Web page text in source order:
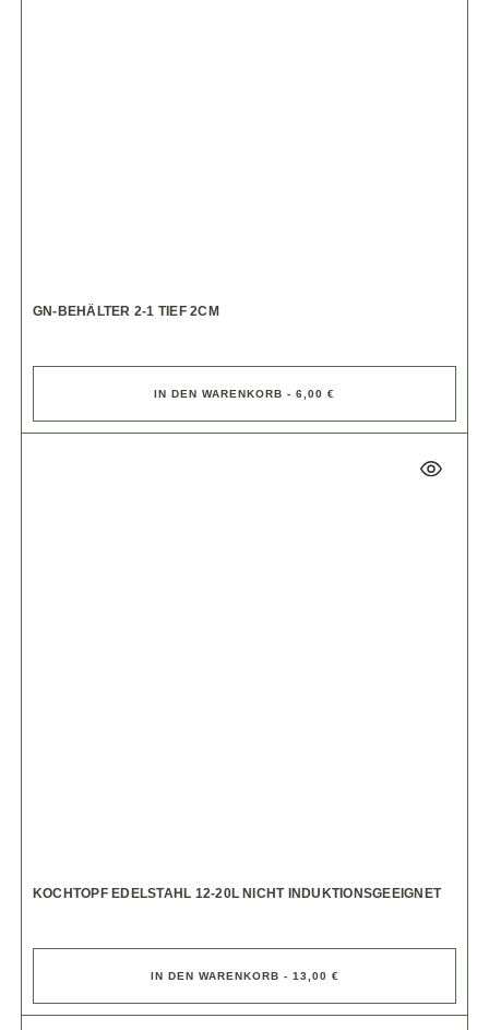
GN-BEHÄLTER 2-1 TIEF 2CM
IN DEN WARENKORB - 6,00 €
KOCHTOPF EDELSTAHL 12-20L NICHT INDUKTIONSGEEIGNET
IN DEN WARENKORB - 13,00 €